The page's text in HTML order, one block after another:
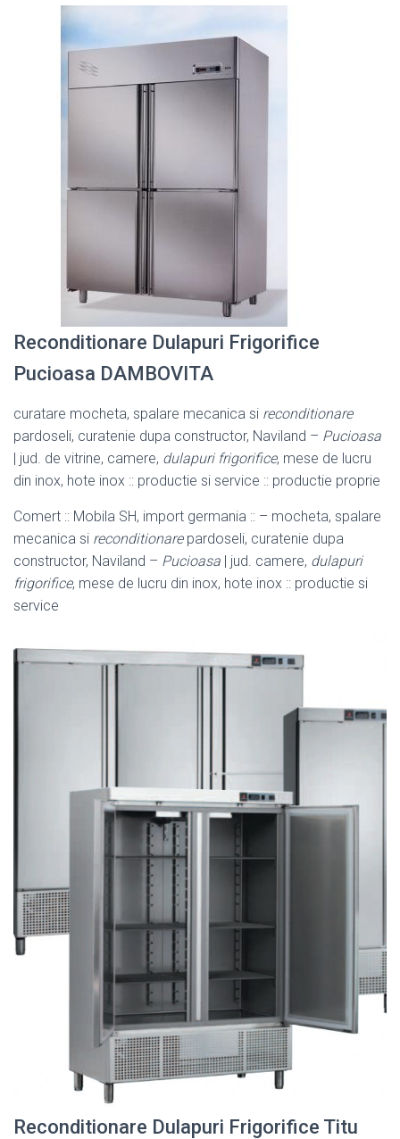
Reconditionare Dulapuri Frigorifice
Pucioasa DAMBOVITA
curatare mocheta, spalare mecanica si reconditionare
pardoseli, curatenie dupa constructor, Naviland – Pucioasa
| jud. de vitrine, camere, dulapuri frigorifice, mese de lucru
din inox, hote inox :: productie si service :: productie proprie
Comert :: Mobila SH, import germania :: – mocheta, spalare
mecanica si reconditionarepardoseli, curatenie dupa
constructor, Naviland – Pucioasa | jud . camere, dulapuri
frigorifice, mese de lucru din inox, hote inox :: productie si
service
Reconditionare Dulapuri Frigorifice Titu